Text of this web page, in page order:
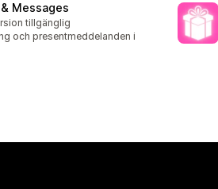
Messages
tillgänglig
och presentmeddelanden i